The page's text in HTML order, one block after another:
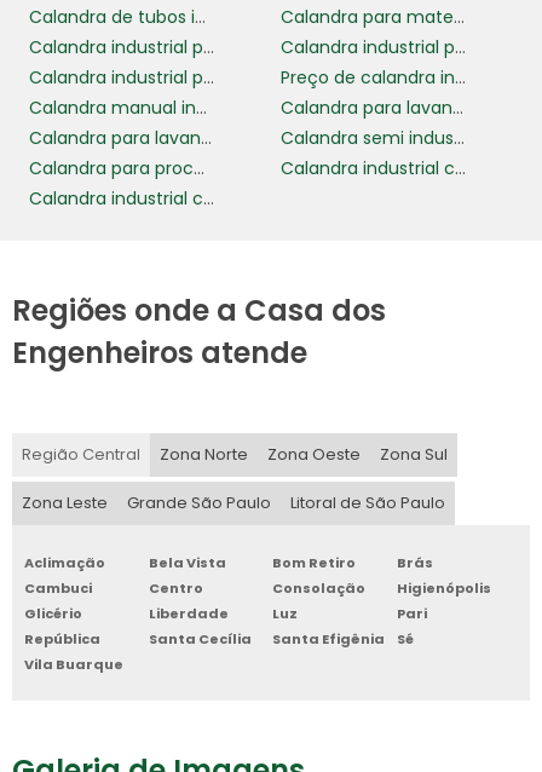
Calandra de tubos industrial
Calandra para materiais flexíveis
Calandra industrial para chapas
Calandra industrial para tubos
Calandra industrial preço
Preço de calandra industrial
Calandra manual industrial
Calandra para lavanderia industrial
Calandra para lavanderia industrial preço
Calandra semi industrial
Calandra para processo de produção eficiente
Calandra industrial com tecnologia avançada
Calandra industrial com alta capacidade de produção
Regiões onde a Casa dos
Engenheiros atende
Região Central Zona Norte Zona Oeste Zona Sul
Zona Leste Grande São Paulo Litoral de São Paulo
Aclimação Bela Vista Bom Retiro
Brás
Cambuci
Centro Consolação
Higienópolis
Glicério
Liberdade Luz
Pari
República
Santa Cecília Santa Efigênia
Sé
Vila Buarque